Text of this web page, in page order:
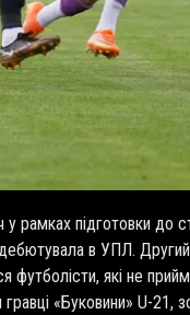
рамках підготовки
в УПЛ. Другий
які не
«Буковини» U-21,